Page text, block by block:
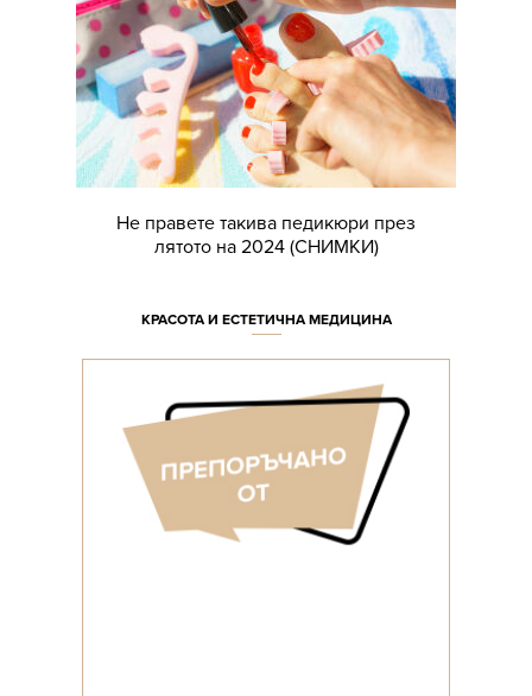
Не правете такива педикюри през
лятото на 2024 (СНИМКИ)
КРАСОТА И ЕСТЕТИЧНА МЕДИЦИНА